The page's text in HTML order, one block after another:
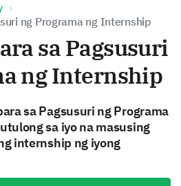
ng Programa ng Internship
sa Pagsusuri
ng Internship
sa Pagsusuri ng Programa
sa iyo na masusing
internship ng iyong